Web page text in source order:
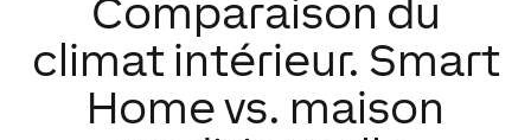
Comparaison du
climat intérieur. Smart
Home vs. maison